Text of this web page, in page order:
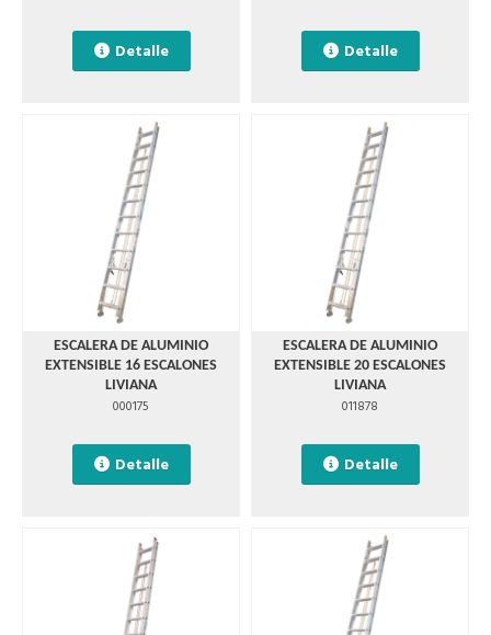
Detalle Detalle
ESCALERA DE ALUMINIO
EXTENSIBLE 16 ESCALONES
LIVIANA
000175
Detalle
ESCALERA DE ALUMINIO
EXTENSIBLE 20 ESCALONES
LIVIANA
011878
Detalle